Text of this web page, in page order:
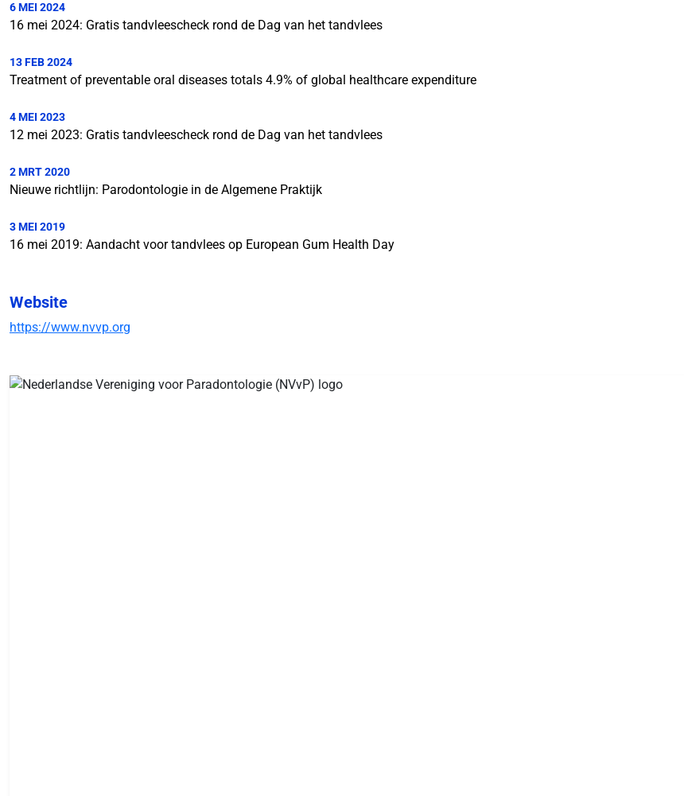
6 MEI 2024
16 mei 2024: Gratis tandvleescheck rond de Dag van het tandvlees
13 FEB 2024
Treatment of preventable oral diseases totals 4.9% of global healthcare expenditure
4 MEI 2023
12 mei 2023: Gratis tandvleescheck rond de Dag van het tandvlees
2 MRT 2020
Nieuwe richtlijn: Parodontologie in de Algemene Praktijk
3 MEI 2019
16 mei 2019: Aandacht voor tandvlees op European Gum Health Day
Website
https://www.nvvp.org